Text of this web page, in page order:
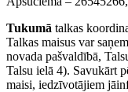
Tukumā talkas
Talkas maisus var
novada pašvaldībā,
Talsu ielā 4). Savukārt
maisi, iedzīvotājiem